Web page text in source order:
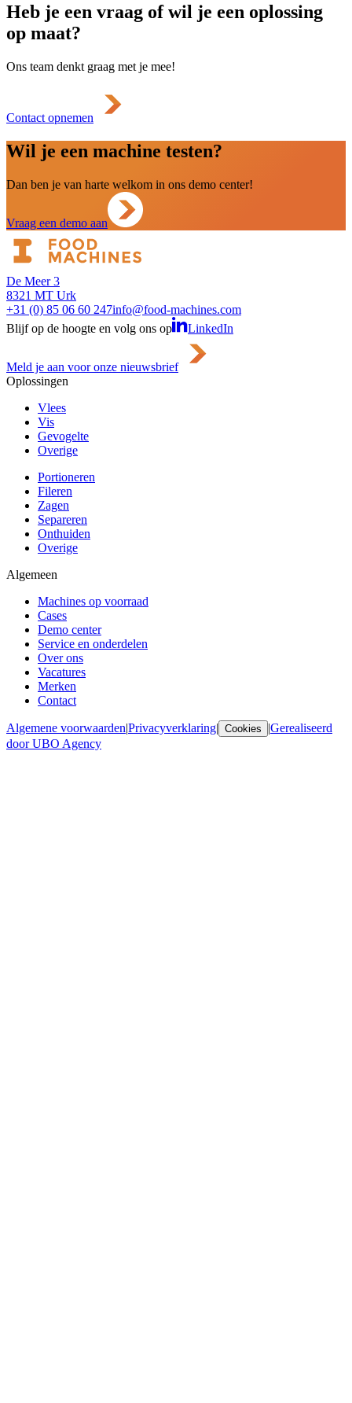
Heb je een vraag of wil je een oplossing
op maat?
Ons team denkt graag met je mee!
Contact opnemen
Wil je een machine testen?
Dan ben je van harte welkom in ons demo center!
Vraag een demo aan
De Meer 3
8321 MT Urk
+31 (0) 85 06 60 247info@food-machines.com
Blijf op de hoogte en volg ons op
LinkedIn
Meld je aan voor onze nieuwsbrief
Oplossingen
Vlees
Vis
Gevogelte
Overige
Portioneren
Fileren
Zagen
Separeren
Onthuiden
Overige
Algemeen
Machines op voorraad
Cases
Demo center
Service en onderdelen
Over ons
Vacatures
Merken
Contact
Algemene voorwaarden|Privacyverklaring| Cookies |Gerealiseerd
door UBO Agency